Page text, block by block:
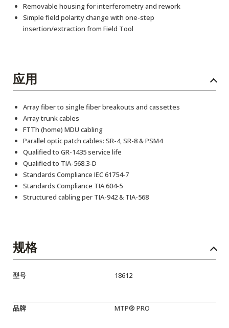
Removable housing for interferometry and rework
Simple field polarity change with one-step
insertion/extraction from Field Tool
应用
Array fiber to single fiber breakouts and cassettes
Array trunk cables
FTTh (home) MDU cabling
Parallel optic patch cables: SR-4, SR-8 & PSM4
Qualified to GR-1435 service life
Qualified to TIA-568.3-D
Standards Compliance IEC 61754-7
Standards Compliance TIA 604-5
Structured cabling per TIA-942 & TIA-568
规格
型号 18612
品牌 MTP® PRO